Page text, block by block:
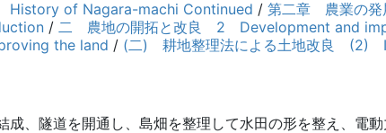
of Nagara-machi Continued / 第二章 農業の
/ 二 農地の開拓と改良 2 Development and
the land / (二) 耕地整理法による土地改良 (2)
、隧道を開通し、島畑を整理して水田の形を整え、電